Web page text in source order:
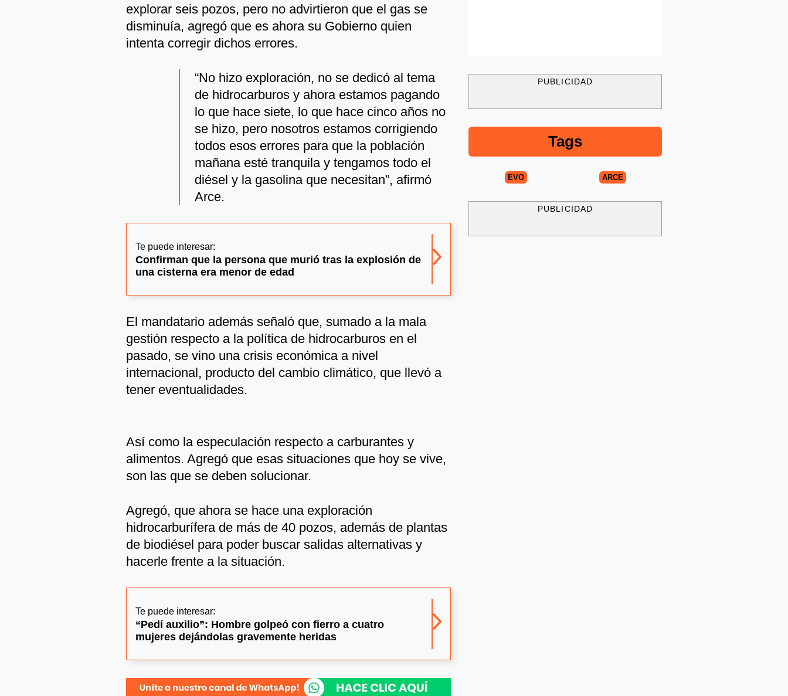
explorar seis pozos, pero no advirtieron que el gas se
disminuía, agregó que es ahora su Gobierno quien
intenta corregir dichos errores.
“No hizo exploración, no se dedicó al tema
de hidrocarburos y ahora estamos pagando
lo que hace siete, lo que hace cinco años no
se hizo, pero nosotros estamos corrigiendo
todos esos errores para que la población
mañana esté tranquila y tengamos todo el
diésel y la gasolina que necesitan”, afirmó
Arce.
Te puede interesar:
Confirman que la persona que murió tras la explosión de
una cisterna era menor de edad
El mandatario además señaló que, sumado a la mala
gestión respecto a la política de hidrocarburos en el
pasado, se vino una crisis económica a nivel
internacional, producto del cambio climático, que llevó a
tener eventualidades.
Así como la especulación respecto a carburantes y
alimentos. Agregó que esas situaciones que hoy se vive,
son las que se deben solucionar.
Agregó, que ahora se hace una exploración
hidrocarburífera de más de 40 pozos, además de plantas
de biodiésel para poder buscar salidas alternativas y
hacerle frente a la situación.
Te puede interesar:
“Pedí auxilio”: Hombre golpeó con fierro a cuatro
mujeres dejándolas gravemente heridas
PUBLICIDAD
Tags
EVO ARCE
PUBLICIDAD